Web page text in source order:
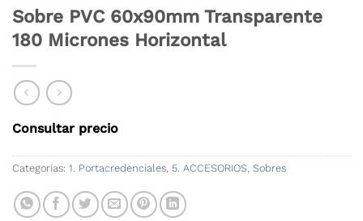
Sobre PVC 60x90mm Transparente
180 Micrones Horizontal
Consultar precio
Categorías: 1. Portacredenciales, 5. ACCESORIOS, Sobres